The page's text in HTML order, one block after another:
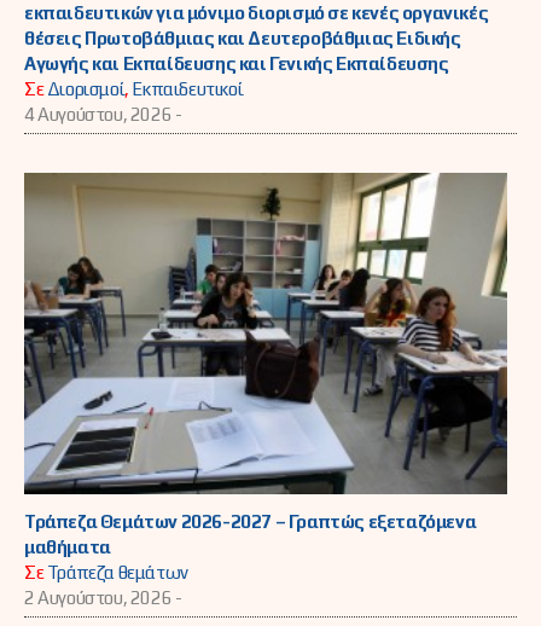
εκπαιδευτικών για μόνιμο διορισμό σε κενές οργανικές
θέσεις Πρωτοβάθμιας και Δευτεροβάθμιας Ειδικής
Αγωγής και Εκπαίδευσης και Γενικής Εκπαίδευσης
ΣεΔιορισμοί, Εκπαιδευτικοί
4 Αυγούστου, 2026 -
Τράπεζα Θεμάτων 2026-2027 – Γραπτώς εξεταζόμενα
μαθήματα
ΣεΤράπεζα θεμάτων
2 Αυγούστου, 2026 -